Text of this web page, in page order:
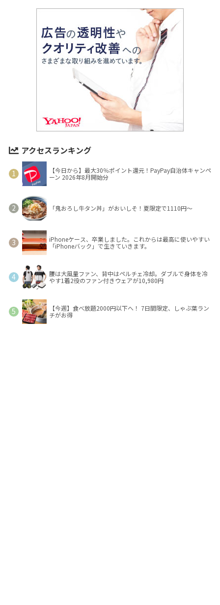
アクセスランキング
【今日から】最大30％ポイント還元！PayPay自治体キャンペ
ーン 2026年8月開始分
「鬼おろし牛タン丼」がおいしそ！夏限定で1110円～
iPhoneケース、卒業しました。これからは最高に使いやすい
「iPhoneバック」で生きていきます。
腰は大風量ファン、背中はペルチェ冷却。ダブルで身体を冷
やす1着2役のファン付きウェアが10,980円
【今週】食べ放題2000円以下へ！ 7日間限定、しゃぶ葉ラン
チがお得